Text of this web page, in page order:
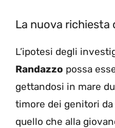
La nuova
L’ipotesi degli
Randazzo possa
gettandosi in mare
timore dei genitori
quello che alla